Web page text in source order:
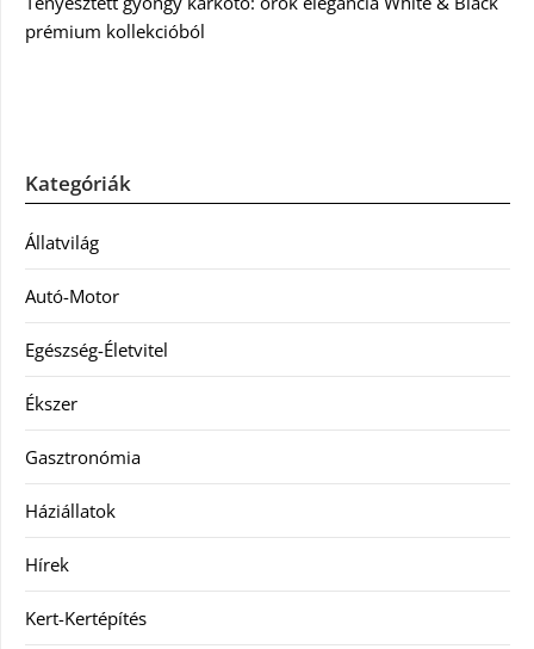
prémium kollekcióból
Kategóriák
Állatvilág
Autó-Motor
Egészség-Életvitel
Ékszer
Gasztronómia
Háziállatok
Hírek
Kert-Kertépítés